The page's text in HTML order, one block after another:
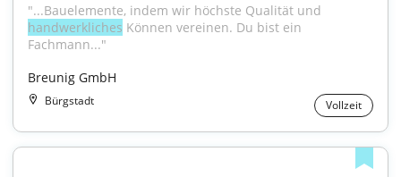
handwerkliches Können vereinen. Du bist ein
Fachmann..."
Breunig GmbH
Bürgstadt Vollzeit